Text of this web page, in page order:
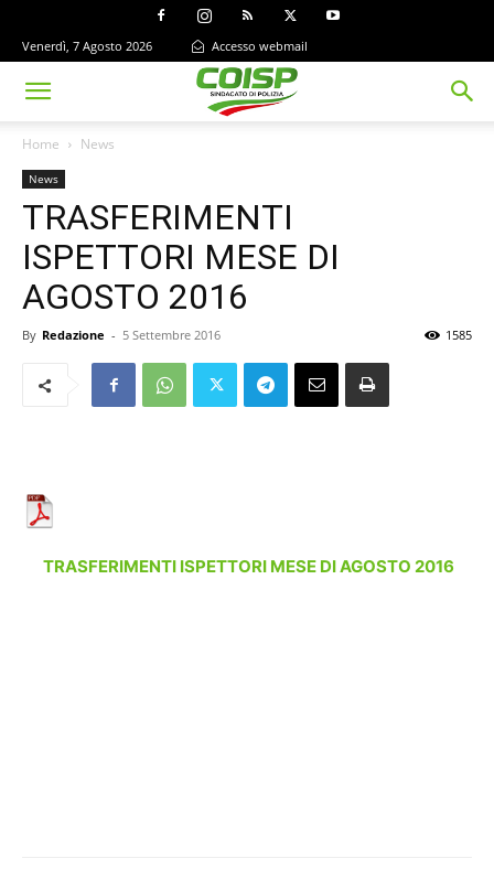
Venerdì, 7 Agosto 2026 Accesso webmail
Home News
News
TRASFERIMENTI
ISPETTORI MESE DI
AGOSTO 2016
By Redazione - 5 Settembre 2016 1585
TRASFERIMENTI ISPETTORI MESE DI AGOSTO 2016